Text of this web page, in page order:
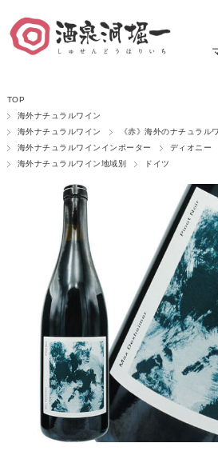
TOP
海外ナチュラルワイン
海外ナチュラルワイン
《赤》海外のナチュラル
海外ナチュラルワインインポーター
ディオニー
海外ナチュラルワイン地域別
ドイツ